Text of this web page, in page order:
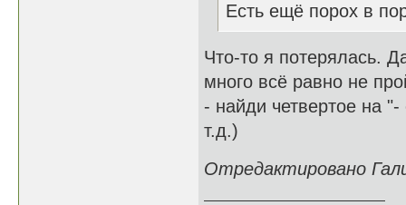
Есть ещё порох в
Что-то я потерялась.
много всё равно не
- найди четвертое на "-
т.д.)
Отредактировано